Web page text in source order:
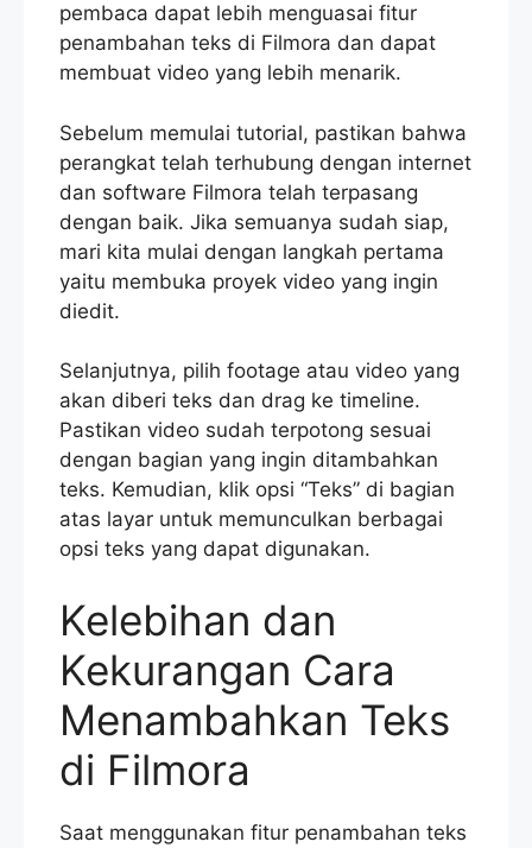
pembaca dapat lebih menguasai fitur
penambahan teks di Filmora dan dapat
membuat video yang lebih menarik.
Sebelum memulai tutorial, pastikan bahwa
perangkat telah terhubung dengan internet
dan software Filmora telah terpasang
dengan baik. Jika semuanya sudah siap,
mari kita mulai dengan langkah pertama
yaitu membuka proyek video yang ingin
diedit.
Selanjutnya, pilih footage atau video yang
akan diberi teks dan drag ke timeline.
Pastikan video sudah terpotong sesuai
dengan bagian yang ingin ditambahkan
teks. Kemudian, klik opsi “Teks” di bagian
atas layar untuk memunculkan berbagai
opsi teks yang dapat digunakan.
Kelebihan dan
Kekurangan Cara
Menambahkan Teks
di Filmora
Saat menggunakan fitur penambahan teks